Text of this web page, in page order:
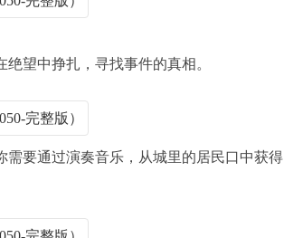
望中挣扎，寻找事件的真相。
需要通过演奏音乐，从城里的居民口中获得